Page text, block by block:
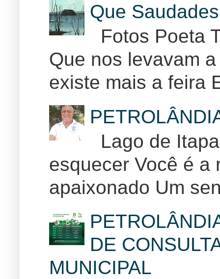
Que
Fotos Poeta
Que nos levavam
existe mais a feira
Lago de
esquecer Você é a
apaixonado Um
DE
MUNICIPAL